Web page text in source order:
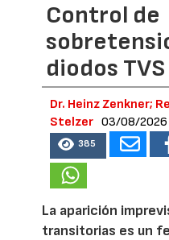
Control de
diodos TVS
Dr. Heinz Zenkner;
Stelzer 03/08/2026
385
La aparición
transitorias es un